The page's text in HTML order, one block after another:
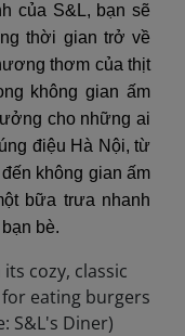
của S&L, bạn sẽ
thời gian trở về
thơm của thịt
không gian ấm
cho những ai
điệu Hà Nội, từ
không gian ấm
bữa trưa nhanh
bè.